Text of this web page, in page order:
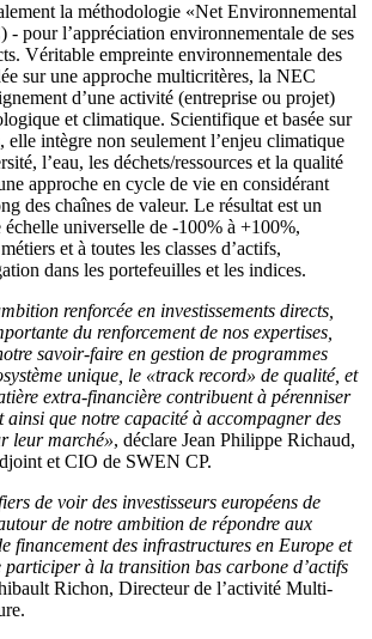
la méthodologie «Net Environnemental
pour l’appréciation environnementale de ses
Véritable empreinte environnementale des
sur une approche multicritères, la NEC
d’une activité (entreprise ou projet)
et climatique. Scientifique et basée sur
elle intègre non seulement l’enjeu climatique
l’eau, les déchets/ressources et la qualité
approche en cycle de vie en considérant
des chaînes de valeur. Le résultat est un
échelle universelle de -100% à +100%,
et à toutes les classes d’actifs,
dans les portefeuilles et les indices.
renforcée en investissements directs,
du renforcement de nos expertises,
savoir-faire en gestion de programmes
unique, le «track record» de qualité, et
extra-financière contribuent à pérenniser
ainsi que notre capacité à accompagner des
leur marché», déclare Jean Philippe Richaud,
et CIO de SWEN CP.
de voir des investisseurs européens de
de notre ambition de répondre aux
financement des infrastructures en Europe et
participer à la transition bas carbone d’actifs
Richon, Directeur de l’activité Multi-